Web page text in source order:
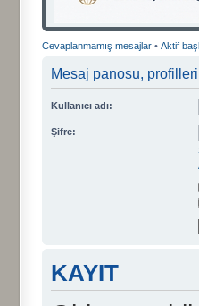
Cevaplanmamış mesajlar • Aktif
Mesaj panosu, profilleri
Kullanıcı adı:
Şifre:
KAYIT